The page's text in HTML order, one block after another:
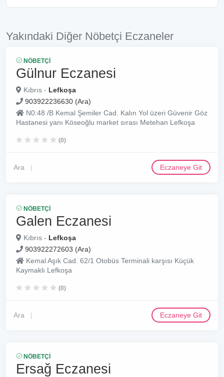
Yakındaki Diğer Nöbetçi Eczaneler
NÖBETÇI
Gülnur Eczanesi
Kıbrıs - Lefkoşa
903922236630 (Ara)
N0:48 /B Kemal Şemiler Cad. Kalın Yol üzeri Güvenir Göz
Hastanesi yanı Köseoğlu market sırası Metehan Lefkoşa
(0)
Ara Eczaneye Git
NÖBETÇI
Galen Eczanesi
Kıbrıs - Lefkoşa
903922272603 (Ara)
Kemal Aşık Cad. 62/1 Otobüs Terminali karşısı Küçük
Kaymaklı Lefkoşa
(0)
Ara Eczaneye Git
NÖBETÇI
Ersağ Eczanesi